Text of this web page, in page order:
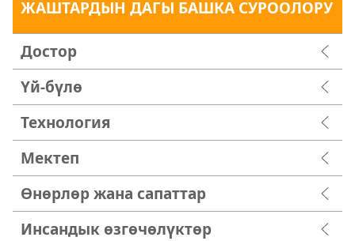
ЖАШТАРДЫН ДАГЫ БАШКА СУРООЛОРУ
Достор
Үй-бүлө
Технология
Мектеп
Өнөрлөр жана сапаттар
Инсандык өзгөчөлүктөр